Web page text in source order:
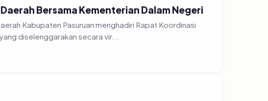
Bersama Kementerian Dalam Negeri
Kabupaten Pasuruan menghadiri Rapat Koordinasi
diselenggarakan secara vir...